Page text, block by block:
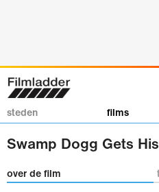
steden films
Swamp Dogg Gets
over de film